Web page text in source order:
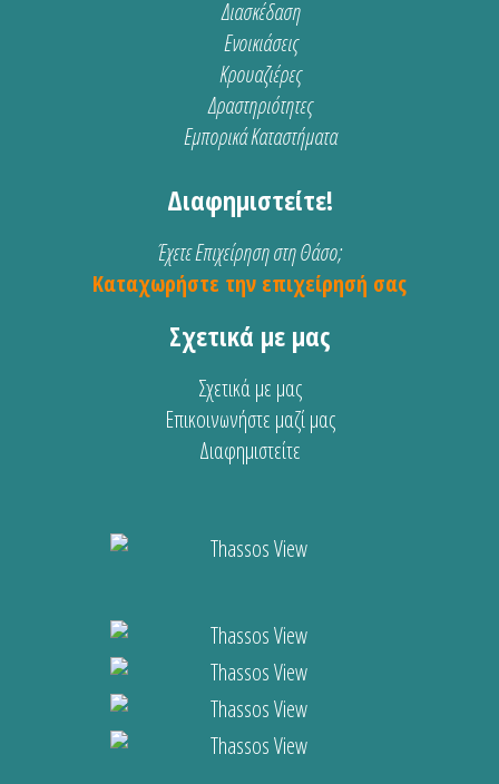
Διασκέδαση
Ενοικιάσεις
Κρουαζιέρες
Δραστηριότητες
Εμπορικά Καταστήματα
Διαφημιστείτε!
Έχετε Επιχείρηση στη Θάσο;
Καταχωρήστε την επιχείρησή σας
Σχετικά με μας
Σχετικά με μας
Επικοινωνήστε μαζί μας
Διαφημιστείτε